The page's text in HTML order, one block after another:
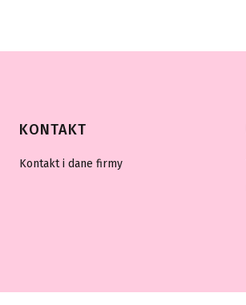
KONTAKT
Kontakt i dane firmy